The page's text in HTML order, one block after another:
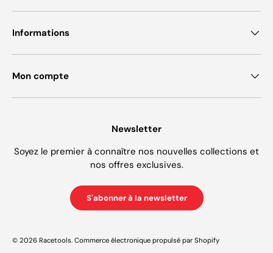
Informations
Mon compte
Newsletter
Soyez le premier à connaître nos nouvelles collections et
nos offres exclusives.
S'abonner à la newsletter
© 2026 Racetools Commerce électronique propulsé par Shopify